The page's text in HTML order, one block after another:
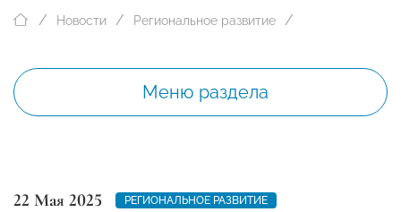
Новости Региональное развитие
Меню раздела
22 Мая 2025
РЕГИОНАЛЬНОЕ РАЗВИТИЕ